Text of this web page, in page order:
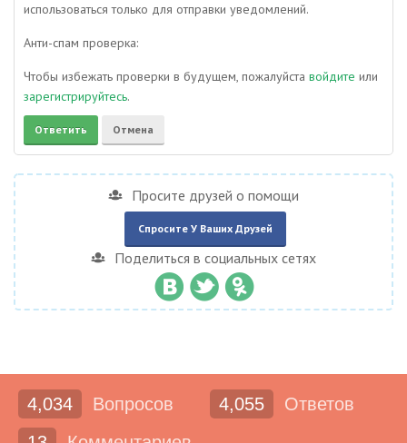
использоваться только для отправки уведомлений.
Анти-спам проверка:
Чтобы избежать проверки в будущем, пожалуйста войдите или
зарегистрируйтесь.
Просите друзей о помощи
Спросите У Ваших Друзей
Поделиться в социальных сетях
4,034 Вопросов 4,055
Ответов